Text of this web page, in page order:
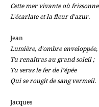
Cette mer vivante où frissonne
L’écarlate et la fleur d’azur.
Jean
Lumière, d’ombre enveloppée,
Tu renaîtras au grand soleil ;
Tu seras le fer de l’épée
Qui se rougit de sang vermeil.
Jacques